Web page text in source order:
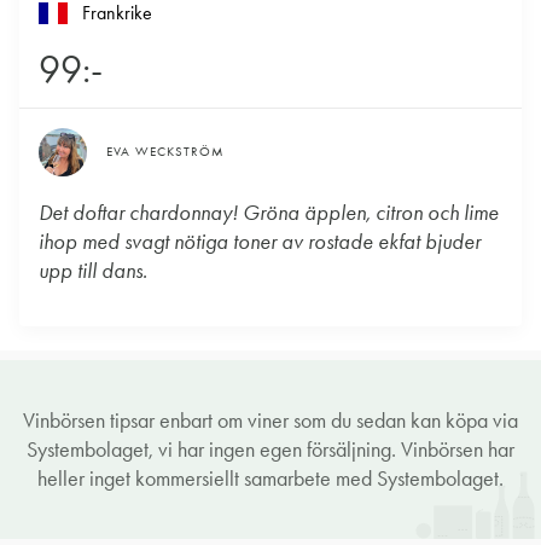
Frankrike
99:-
EVA WECKSTRÖM
Det doftar chardonnay! Gröna äpplen, citron och lime
ihop med svagt nötiga toner av rostade ekfat bjuder
upp till dans.
Vinbörsen tipsar enbart om viner som du sedan kan köpa via
Systembolaget, vi har ingen egen försäljning. Vinbörsen har
heller inget kommersiellt samarbete med Systembolaget.